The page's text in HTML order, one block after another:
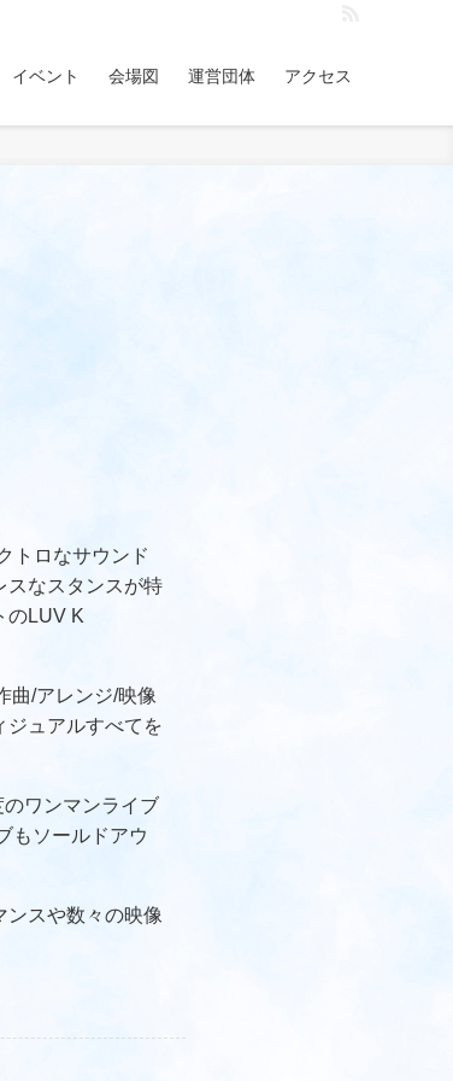
イベント 会場図 運営団体 アクセス
トロなサウンド
スなスタンスが特
のLUV K
曲/アレンジ/映像
ジュアルすべてを
ワンマンライブ
もソールドアウ
ンスや数々の映像